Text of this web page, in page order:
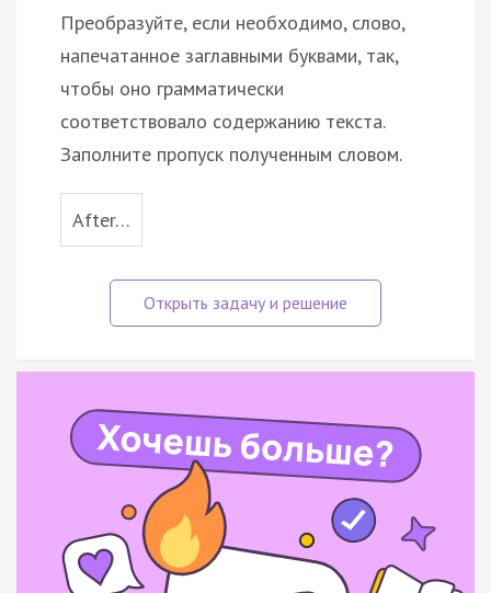
Преобразуйте, если необходимо, слово,
напечатанное заглавными буквами, так,
чтобы оно грамматически
соответствовало содержанию текста.
Заполните пропуск полученным словом.
After…